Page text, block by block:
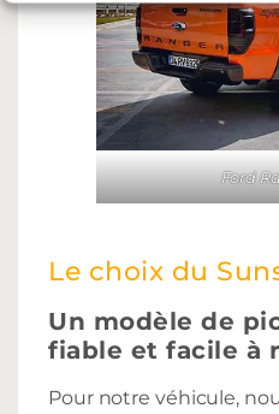
Ford
Le choix du
Un modèle de
fiable et facile à
Pour notre véhicule,